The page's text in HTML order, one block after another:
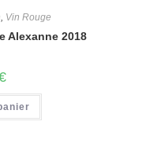
Vin Rouge
Alexanne 2018